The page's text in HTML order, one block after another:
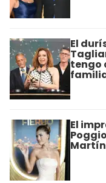
El
tengo
El
Martín